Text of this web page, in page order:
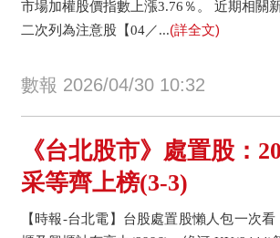
市場加權股價指數上漲3.76％。 近期相關
二次列為注意股【04／...(詳全文)
數報 2026/04/30 10:32
《台北股市》處置股：
采等齊上榜(3-3)
【時報-台北電】台股處置股懶人包一次